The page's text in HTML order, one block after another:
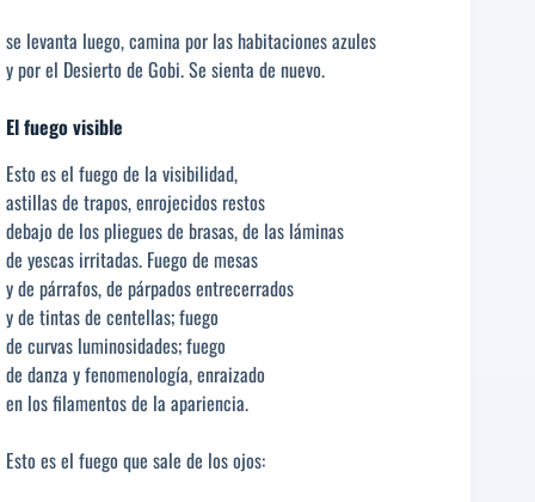
se levanta luego, camina por las habitaciones azules
y por el Desierto de Gobi. Se sienta de nuevo.
El fuego visible
Esto es el fuego de la visibilidad,
astillas de trapos, enrojecidos restos
debajo de los pliegues de brasas, de las láminas
de yescas irritadas. Fuego de mesas
y de párrafos, de párpados entrecerrados
y de tintas de centellas; fuego
de curvas luminosidades; fuego
de danza y fenomenología, enraizado
en los filamentos de la apariencia.
Esto es el fuego que sale de los ojos: